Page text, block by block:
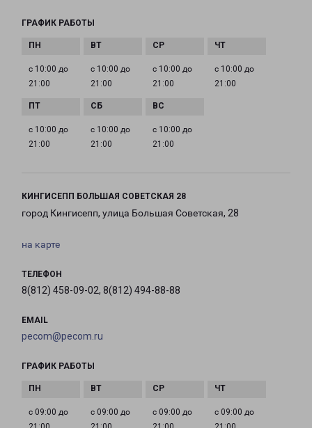
ГРАФИК РАБОТЫ
с 10:00 до
21:00
с 10:00 до
21:00
с 10:00 до
21:00
с 10:00 до
21:00
с 10:00 до
21:00
с 10:00 до
21:00
с 10:00 до
21:00
КИНГИСЕПП БОЛЬШАЯ СОВЕТСКАЯ 28
город Кингисепп, улица Большая Советская, 28
на карте
ТЕЛЕФОН
8(812) 458-09-02, 8(812) 494-88-88
EMAIL
pecom@pecom.ru
ГРАФИК РАБОТЫ
с 09:00 до
с 09:00 до
с 09:00 до
с 09:00 до